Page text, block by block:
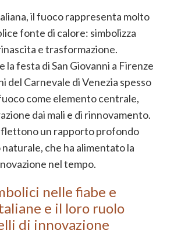
il fuoco rappresenta molto
fonte di calore: simbolizza
e trasformazione.
la festa di San Giovanni a Firenze
del Carnevale di Venezia spesso
come elemento centrale,
dai mali e di rinnovamento.
un rapporto profondo
naturale, che ha alimentato la
nel tempo.
nelle fiabe e
e il loro ruolo
di innovazione